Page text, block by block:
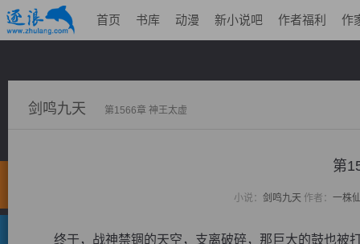
首页 书库 动漫 新小说吧 作者福利 作
剑鸣九天 第1566章 神王太虚
第
小说： 剑鸣九天 作者： 一株
终于，战神禁锢的天空，支离破碎，那巨大的鼓也被